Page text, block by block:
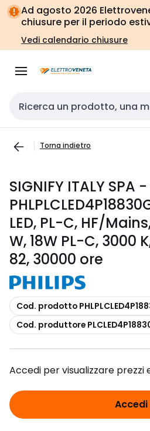
Vai alla
navigazione
Vai
alla
pagina
Ad agosto 2026
chiusure per il periodo
Vedi calendario chiusure
Cerca input
Torna indietro
SIGNIFY ITALY SPA -
LED, PL-C, HF/
W, 18W PL-C, 3000
82, 30000 ore
copia
Cod. prodotto
copia
Cod. produttore
Accedi per visualizzare prezzi
Accedi